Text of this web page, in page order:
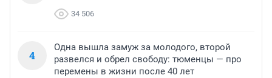
34 506
4
Одна вышла замуж за молодого, второй
развелся и обрел свободу: тюменцы — про
перемены в жизни после 40 лет